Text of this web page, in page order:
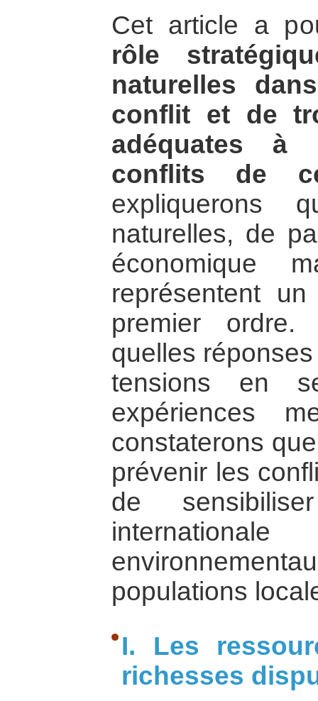
Cet article a
rôle
naturelles
conflit et de
adéquates à
conflits de
expliquerons
naturelles, de
économique
représentent
premier
quelles
tensions en
expériences
constaterons
prévenir les
de
populations
I. Les
richesses